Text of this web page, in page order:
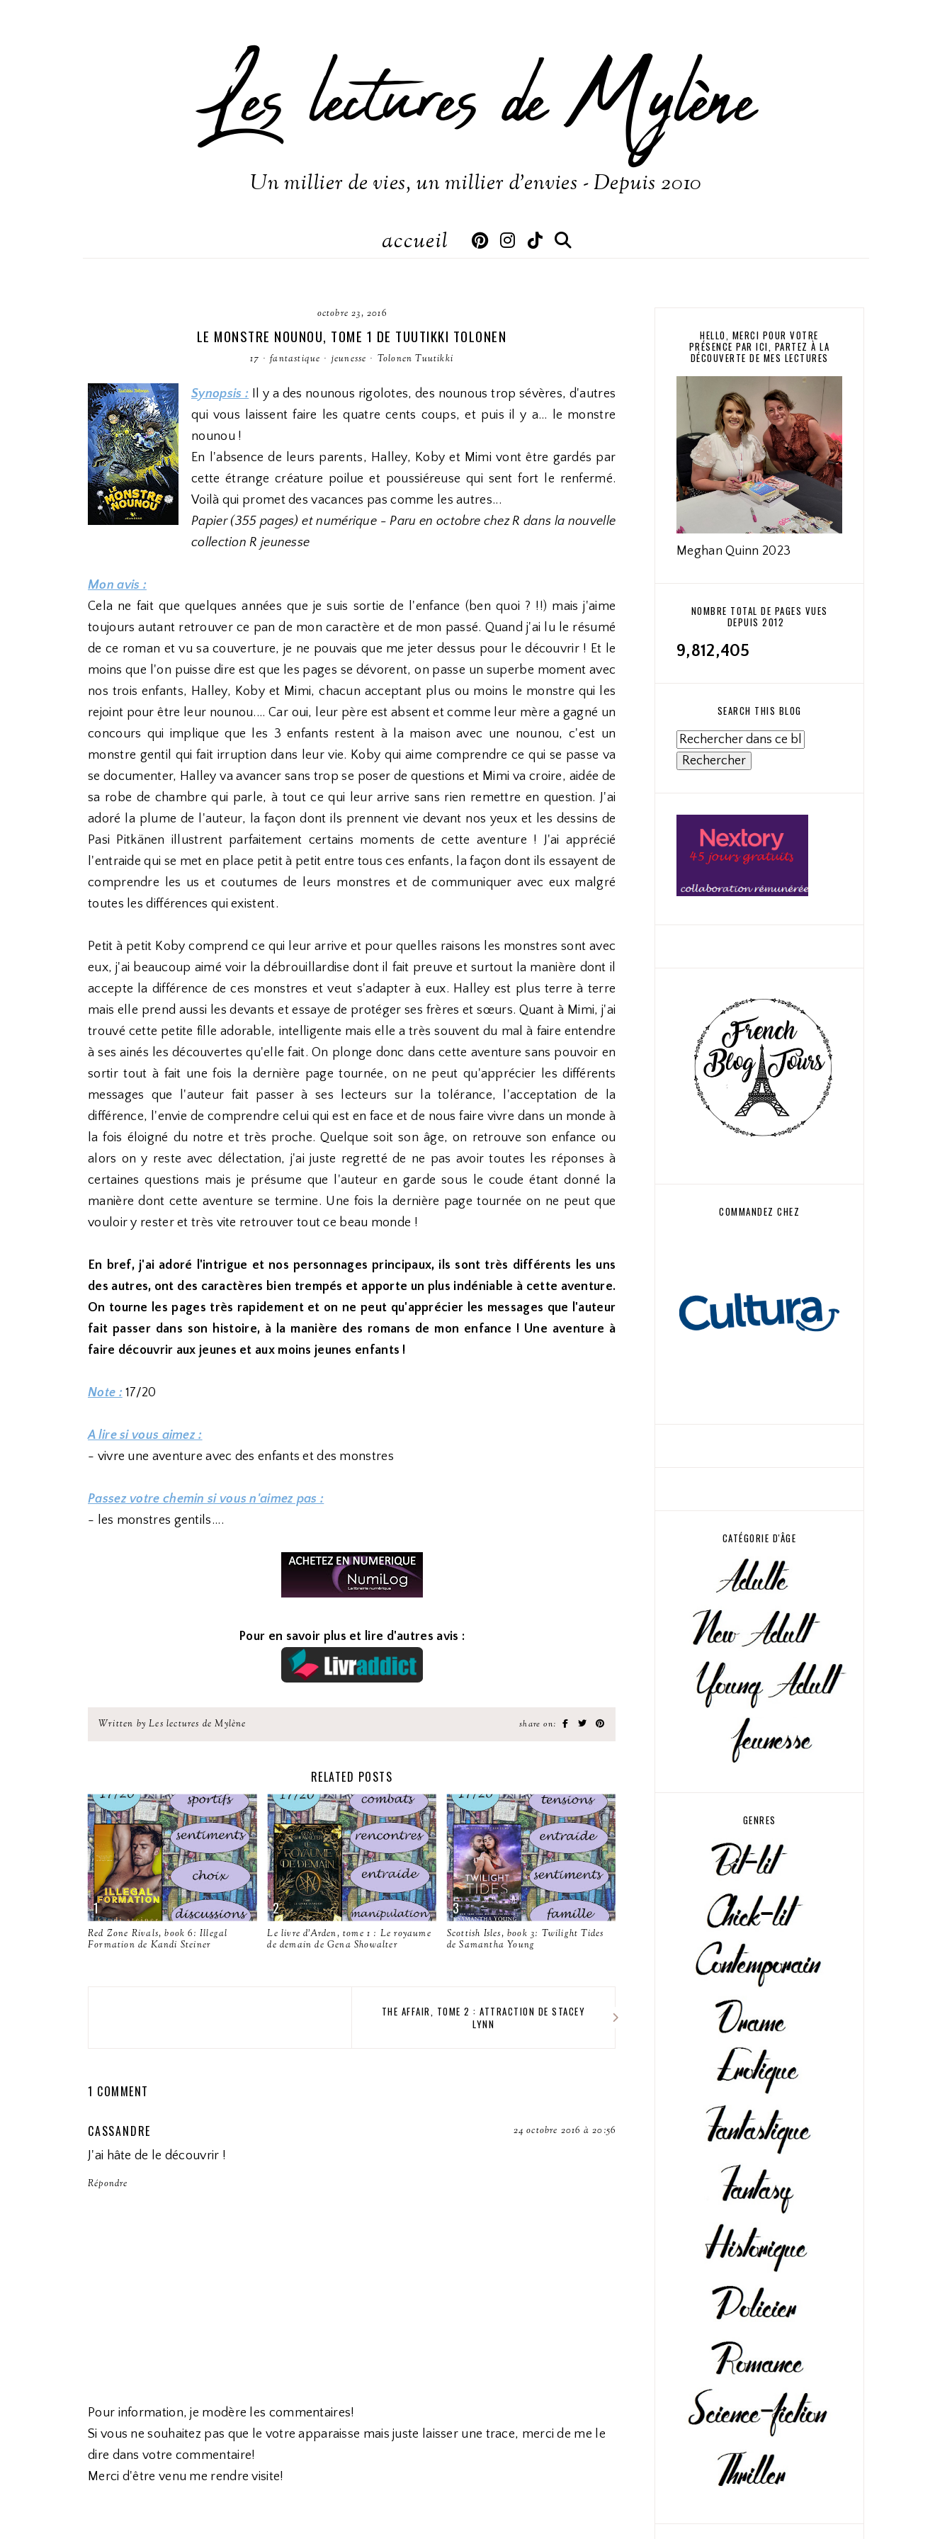
Les lectures de Mylène
Un millier de vies, un millier d'envies - Depuis 2010
accueil
octobre 23, 2016
LE MONSTRE NOUNOU, TOME 1 DE TUUTIKKI TOLONEN
17 · fantastique · jeunesse · Tolonen Tuutikki
Synopsis : Il y a des nounous rigolotes, des nounous trop sévères, d'autres
qui vous laissent faire les quatre cents coups, et puis il y a... le monstre
nounou !
En l'absence de leurs parents, Halley, Koby et Mimi vont être gardés par
cette étrange créature poilue et poussiéreuse qui sent fort le renfermé.
Voilà qui promet des vacances pas comme les autres...
Papier (355 pages) et numérique - Paru en octobre chez R dans la nouvelle
collection R jeunesse
Mon avis :
Cela ne fait que quelques années que je suis sortie de l'enfance (ben quoi ? !!) mais j'aime
toujours autant retrouver ce pan de mon caractère et de mon passé. Quand j'ai lu le résumé
de ce roman et vu sa couverture, je ne pouvais que me jeter dessus pour le découvrir ! Et le
moins que l'on puisse dire est que les pages se dévorent, on passe un superbe moment avec
nos trois enfants, Halley, Koby et Mimi, chacun acceptant plus ou moins le monstre qui les
rejoint pour être leur nounou.... Car oui, leur père est absent et comme leur mère a gagné un
concours qui implique que les 3 enfants restent à la maison avec une nounou, c'est un
monstre gentil qui fait irruption dans leur vie. Koby qui aime comprendre ce qui se passe va
se documenter, Halley va avancer sans trop se poser de questions et Mimi va croire, aidée de
sa robe de chambre qui parle, à tout ce qui leur arrive sans rien remettre en question. J'ai
adoré la plume de l'auteur, la façon dont ils prennent vie devant nos yeux et les dessins de
Pasi Pitkänen illustrent parfaitement certains moments de cette aventure ! J'ai apprécié
l'entraide qui se met en place petit à petit entre tous ces enfants, la façon dont ils essayent de
comprendre les us et coutumes de leurs monstres et de communiquer avec eux malgré
toutes les différences qui existent.
Petit à petit Koby comprend ce qui leur arrive et pour quelles raisons les monstres sont avec
eux, j'ai beaucoup aimé voir la débrouillardise dont il fait preuve et surtout la manière dont il
accepte la différence de ces monstres et veut s'adapter à eux. Halley est plus terre à terre
mais elle prend aussi les devants et essaye de protéger ses frères et sœurs. Quant à Mimi, j'ai
trouvé cette petite fille adorable, intelligente mais elle a très souvent du mal à faire entendre
à ses ainés les découvertes qu'elle fait. On plonge donc dans cette aventure sans pouvoir en
sortir tout à fait une fois la dernière page tournée, on ne peut qu'apprécier les différents
messages que l'auteur fait passer à ses lecteurs sur la tolérance, l'acceptation de la
différence, l'envie de comprendre celui qui est en face et de nous faire vivre dans un monde à
la fois éloigné du notre et très proche. Quelque soit son âge, on retrouve son enfance ou
alors on y reste avec délectation, j'ai juste regretté de ne pas avoir toutes les réponses à
certaines questions mais je présume que l'auteur en garde sous le coude étant donné la
manière dont cette aventure se termine. Une fois la dernière page tournée on ne peut que
vouloir y rester et très vite retrouver tout ce beau monde !
En bref, j'ai adoré l'intrigue et nos personnages principaux, ils sont très différents les uns
des autres, ont des caractères bien trempés et apporte un plus indéniable à cette aventure.
On tourne les pages très rapidement et on ne peut qu'apprécier les messages que l'auteur
fait passer dans son histoire, à la manière des romans de mon enfance ! Une aventure à
faire découvrir aux jeunes et aux moins jeunes enfants !
Note : 17/20
A lire si vous aimez :
- vivre une aventure avec des enfants et des monstres
Passez votre chemin si vous n'aimez pas :
- les monstres gentils....
Pour en savoir plus et lire d'autres avis :
Written by Les lectures de Mylène share on:
RELATED POSTS
Red Zone Rivals, book 6: Illegal
Formation de Kandi Steiner
Le livre d'Arden, tome 1 : Le royaume
de demain de Gena Showalter
Scottish Isles, book 3: Twilight Tides
de Samantha Young
THE AFFAIR, TOME 2 : ATTRACTION DE STACEY
LYNN
1 COMMENT
CASSANDRE 24 octobre 2016 à 20:56
J'ai hâte de le découvrir !
Répondre
Pour information, je modère les commentaires!
Si vous ne souhaitez pas que le votre apparaisse mais juste laisser une trace, merci de me le
dire dans votre commentaire!
Merci d'être venu me rendre visite!
HELLO, MERCI POUR VOTRE
PRÉSENCE PAR ICI, PARTEZ À LA
DÉCOUVERTE DE MES LECTURES
Meghan Quinn 2023
NOMBRE TOTAL DE PAGES VUES
DEPUIS 2012
9,812,405
SEARCH THIS BLOG
COMMANDEZ CHEZ
CATÉGORIE D'ÂGE
GENRES